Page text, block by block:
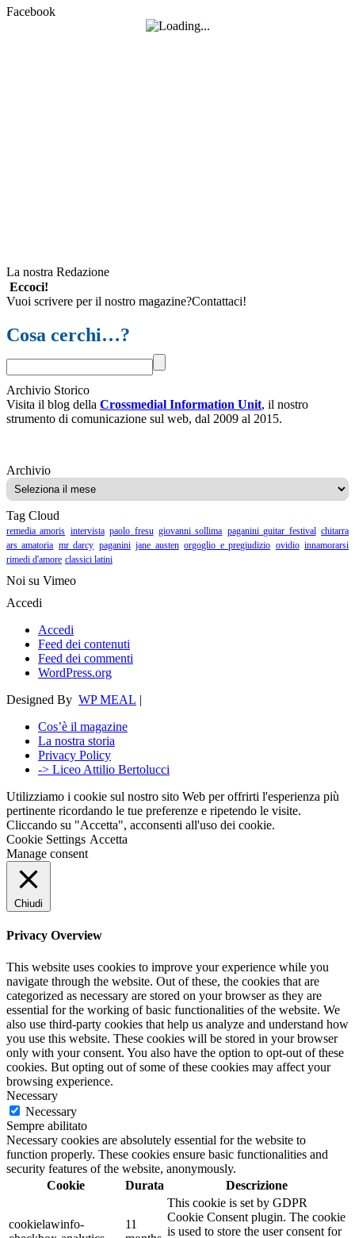
Facebook
La nostra Redazione
Eccoci!
Vuoi scrivere per il nostro magazine?Contattaci!
Cosa cerchi…?
Archivio Storico
Visita il blog della Crossmedial Information Unit, il nostro
strumento di comunicazione sul web, dal 2009 al 2015.
ArchivioArchivio
Tag Cloud
remedia amoris intervista paolo fresu giovanni sollima paganini guitar festival chitarra
ars amatoria mr darcy paganini jane austen orgoglio e pregiudizio ovidio innamorarsi
rimedi d'amore classici latini
Noi su Vimeo
Accedi
Accedi
Feed dei contenuti
Feed dei commenti
WordPress.org
Designed By WP MEAL |
Cos’è il magazine
La nostra storia
Privacy Policy
-> Liceo Attilio Bertolucci
Utilizziamo i cookie sul nostro sito Web per offrirti l'esperienza più
pertinente ricordando le tue preferenze e ripetendo le visite.
Cliccando su "Accetta", acconsenti all'uso dei cookie.
Cookie Settings Accetta
Manage consent
Chiudi
Privacy Overview
This website uses cookies to improve your experience while you
navigate through the website. Out of these, the cookies that are
categorized as necessary are stored on your browser as they are
essential for the working of basic functionalities of the website. We
also use third-party cookies that help us analyze and understand how
you use this website. These cookies will be stored in your browser
only with your consent. You also have the option to opt-out of these
cookies. But opting out of some of these cookies may affect your
browsing experience.
Necessary
Necessary
Sempre abilitato
Necessary cookies are absolutely essential for the website to
function properly. These cookies ensure basic functionalities and
security features of the website, anonymously.
Cookie
Durata Descrizione
cookielawinfo-
11
This cookie is set by GDPR
Cookie Consent plugin. The cookie
is used to store the user consent for